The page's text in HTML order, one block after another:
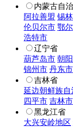
内蒙古自
阿拉善盟 锡
伦贝尔市 鄂
浩特市
辽宁省
葫芦岛市 朝
锦州市 丹东市
吉林省
延边朝鲜族自
四平市 吉林市
黑龙江省
大兴安岭地区